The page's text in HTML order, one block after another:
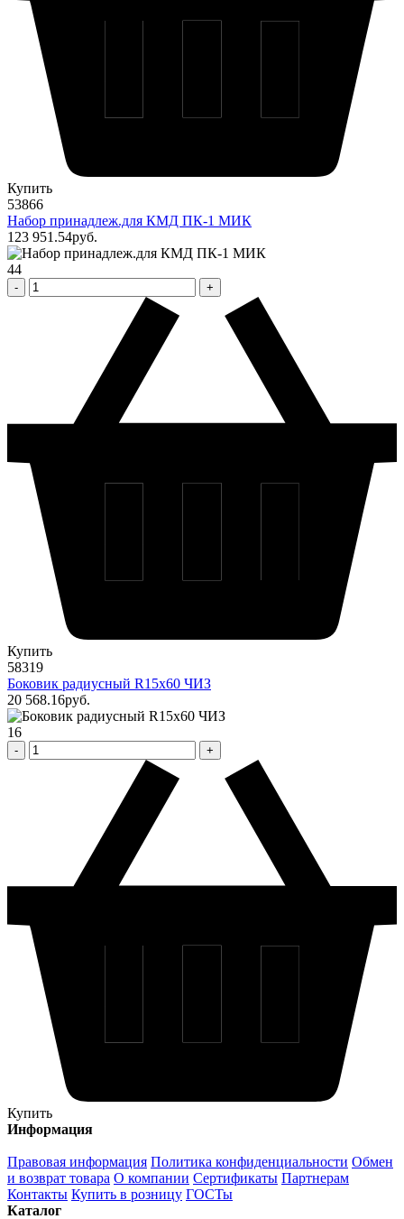
Купить
53866
Набор принадлеж.для КМД ПК-1 МИК
123 951.54pуб.
44
Купить
58319
Боковик радиусный R15х60 ЧИЗ
20 568.16pуб.
16
Купить
Информация
Правовая информация Политика конфиденциальности Обмен
и возврат товара О компании Сертификаты Партнерам
Контакты Купить в розницу ГОСТы
Каталог